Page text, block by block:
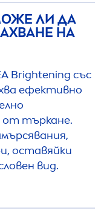
ЛИ ДА
НА
Brightening със
ефективно
от търкане.
оставяйки
вид.